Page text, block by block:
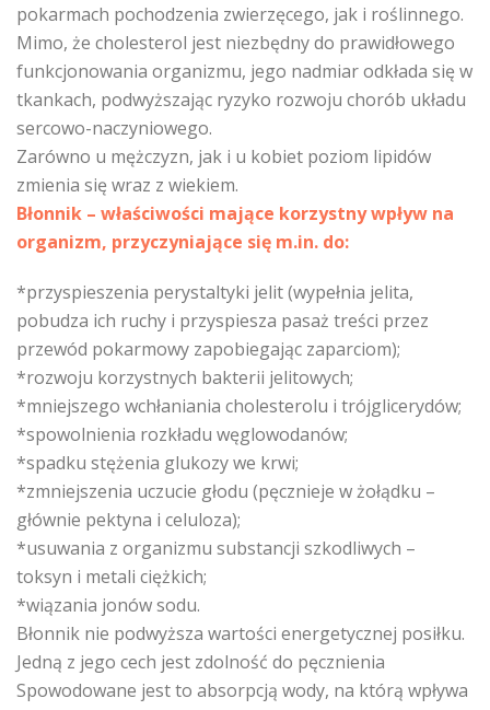
pokarmach pochodzenia zwierzęcego, jak i roślinnego.
Mimo, że cholesterol jest niezbędny do prawidłowego
funkcjonowania organizmu, jego nadmiar odkłada się w
tkankach, podwyższając ryzyko rozwoju chorób układu
sercowo-naczyniowego.
Zarówno u mężczyzn, jak i u kobiet poziom lipidów
zmienia się wraz z wiekiem.
Błonnik – właściwości mające korzystny wpływ na
organizm, przyczyniające się m.in. do:
*przyspieszenia perystaltyki jelit (wypełnia jelita,
pobudza ich ruchy i przyspiesza pasaż treści przez
przewód pokarmowy zapobiegając zaparciom);
*rozwoju korzystnych bakterii jelitowych;
*mniejszego wchłaniania cholesterolu i trójglicerydów;
*spowolnienia rozkładu węglowodanów;
*spadku stężenia glukozy we krwi;
*zmniejszenia uczucie głodu (pęcznieje w żołądku –
głównie pektyna i celuloza);
*usuwania z organizmu substancji szkodliwych –
toksyn i metali ciężkich;
*wiązania jonów sodu.
Błonnik nie podwyższa wartości energetycznej posiłku.
Jedną z jego cech jest zdolność do pęcznienia
Spowodowane jest to absorpcją wody, na którą wpływa